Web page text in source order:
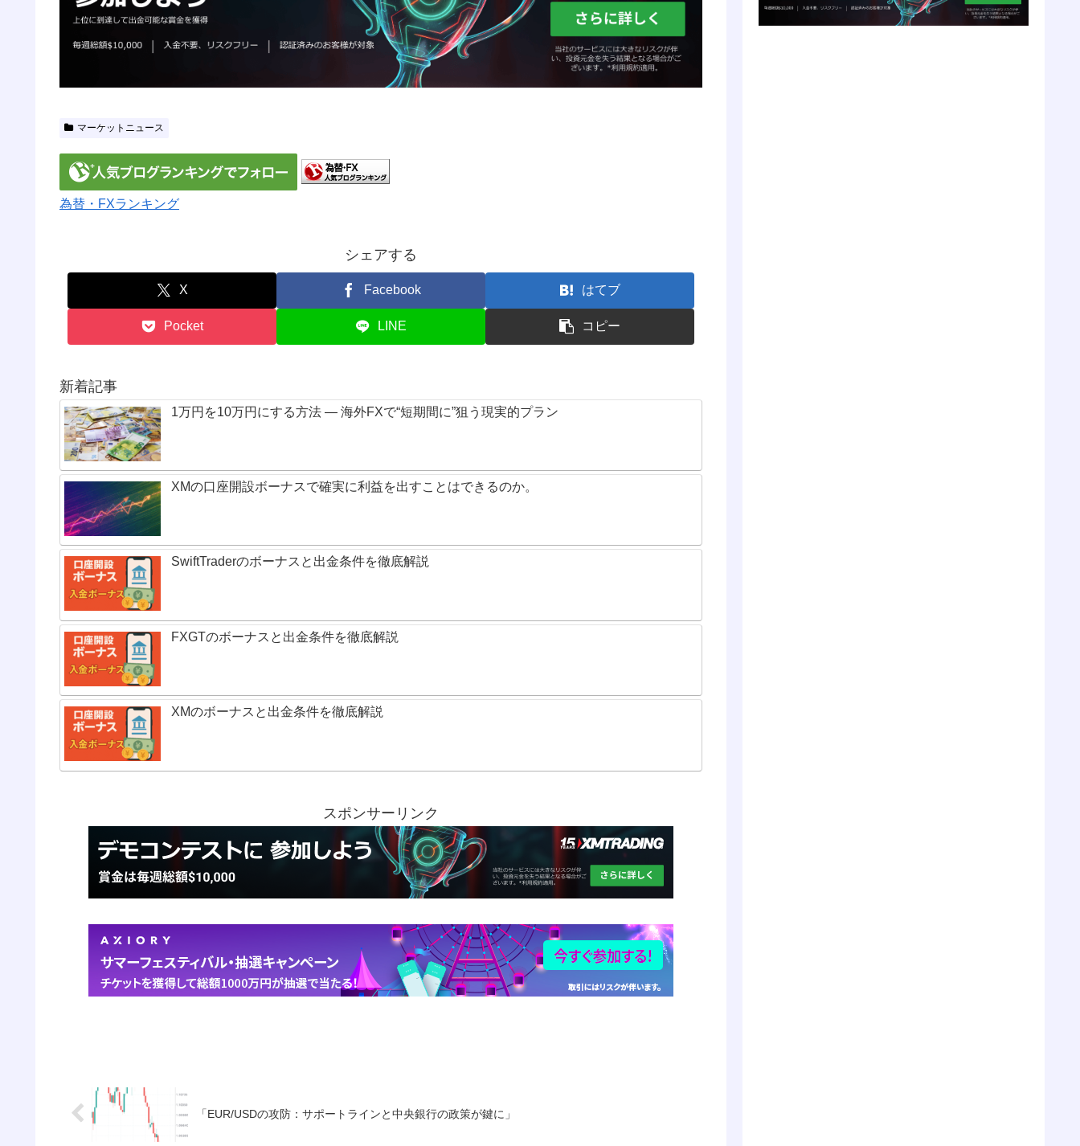
マーケットニュース
為替・FXランキング
シェアする
X Facebook はてブ
Pocket LINE コピー
新着記事
1万円を10万円にする方法 — 海外FXで“短期間に”狙う現実的プラン
XMの口座開設ボーナスで確実に利益を出すことはできるのか。
SwiftTraderのボーナスと出金条件を徹底解説
FXGTのボーナスと出金条件を徹底解説
XMのボーナスと出金条件を徹底解説
スポンサーリンク
「EUR/USDの攻防：サポートラインと中央銀行の政策が鍵に」